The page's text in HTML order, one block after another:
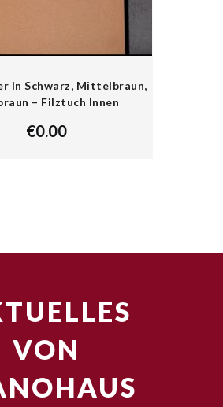
In Schwarz, Mittelbraun,
– Filztuch Innen
€0.00
VON